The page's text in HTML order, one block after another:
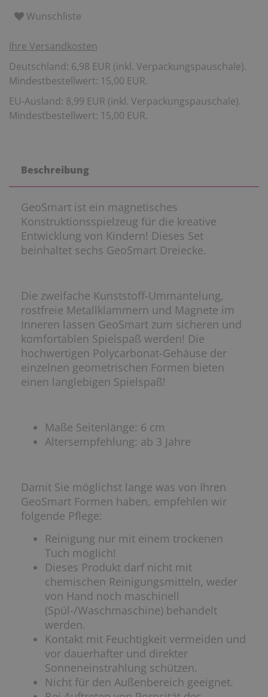
Wunschliste
Ihre Versandkosten
Deutschland: 6,98 EUR (inkl. Verpackungspauschale).
Mindestbestellwert: 15,00 EUR.
EU-Ausland: 8,99 EUR (inkl. Verpackungspauschale).
Mindestbestellwert: 15,00 EUR.
Beschreibung
GeoSmart ist ein magnetisches
Konstruktionsspielzeug für die kreative
Entwicklung von Kindern! Dieses Set
beinhaltet sechs GeoSmart Dreiecke.
Die zweifache Kunststoff-Ummantelung,
rostfreie Metallklammern und Magnete im
Inneren lassen GeoSmart zum sicheren und
komfortablen Spielspaß werden! Die
hochwertigen Polycarbonat-Gehäuse der
einzelnen geometrischen Formen bieten
einen langlebigen Spielspaß!
Maße Seitenlänge: 6 cm
Altersempfehlung: ab 3 Jahre
Damit Sie möglichst lange was von Ihren
GeoSmart Formen haben, empfehlen wir
folgende Pflege:
Reinigung nur mit einem trockenen
Tuch möglich!
Dieses Produkt darf nicht mit
chemischen Reinigungsmitteln, weder
von Hand noch maschinell
(Spül-/Waschmaschine) behandelt
werden.
Kontakt mit Feuchtigkeit vermeiden und
vor dauerhafter und direkter
Sonneneinstrahlung schützen.
Nicht für den Außenbereich geeignet.